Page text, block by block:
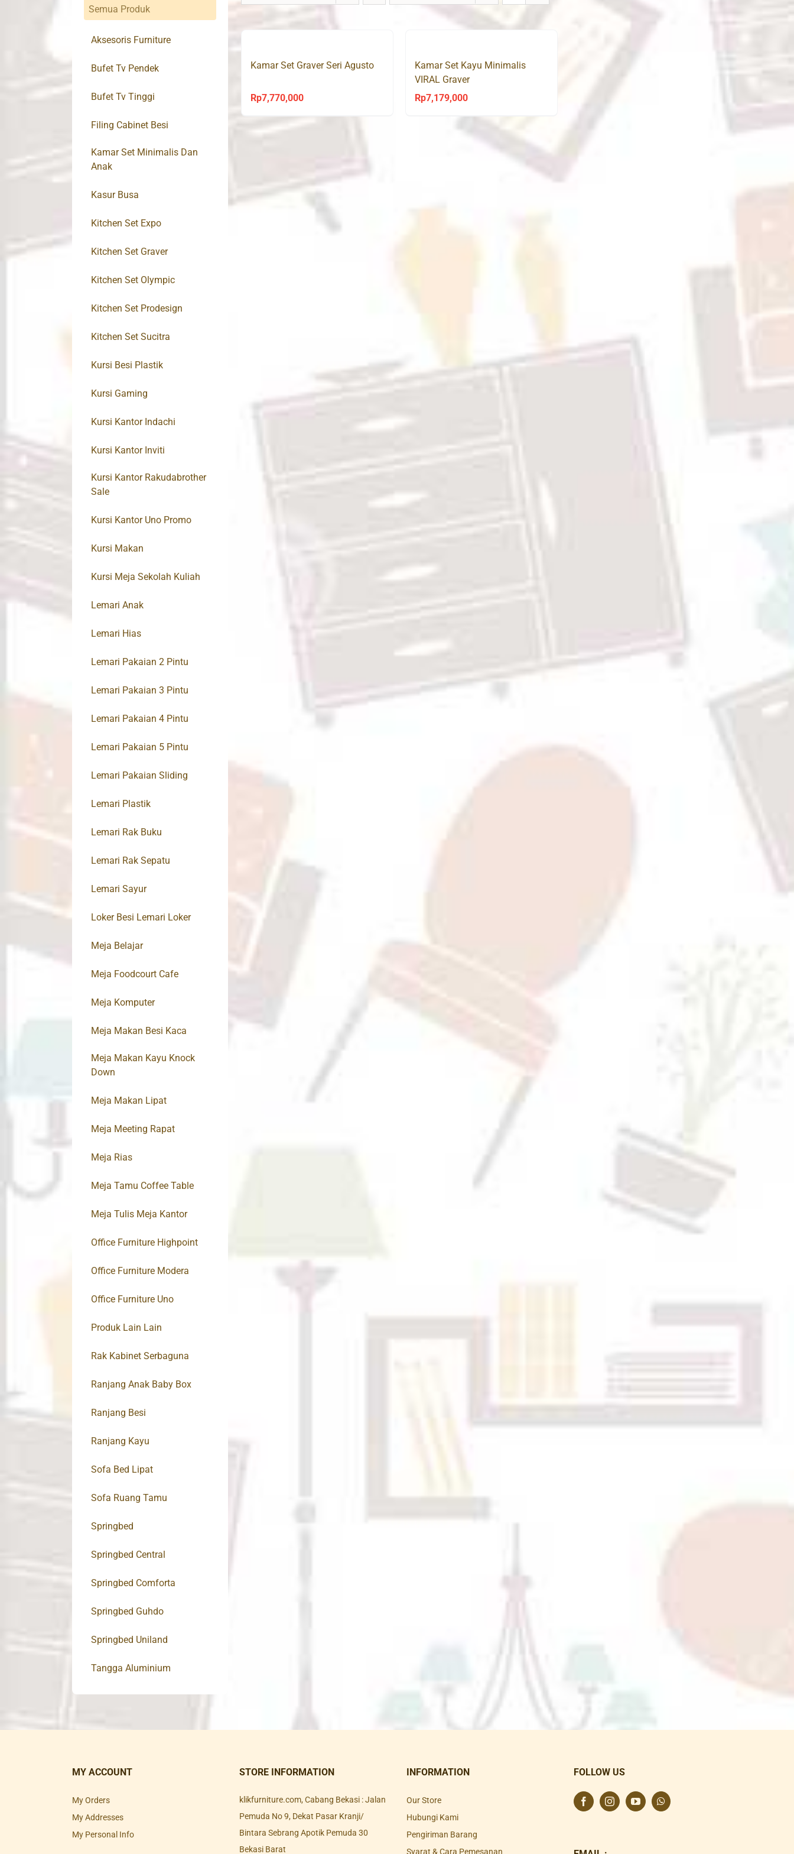
Kamar Set Graver Seri Agusto
Rp7,770,000
Kamar Set Kayu Minimalis
VIRAL Graver
Rp7,179,000
Semua Produk
Aksesoris Furniture
Bufet Tv Pendek
Bufet Tv Tinggi
Filing Cabinet Besi
Kamar Set Minimalis Dan
Anak
Kasur Busa
Kitchen Set Expo
Kitchen Set Graver
Kitchen Set Olympic
Kitchen Set Prodesign
Kitchen Set Sucitra
Kursi Besi Plastik
Kursi Gaming
Kursi Kantor Indachi
Kursi Kantor Inviti
Kursi Kantor Rakudabrother
Sale
Kursi Kantor Uno Promo
Kursi Makan
Kursi Meja Sekolah Kuliah
Lemari Anak
Lemari Hias
Lemari Pakaian 2 Pintu
Lemari Pakaian 3 Pintu
Lemari Pakaian 4 Pintu
Lemari Pakaian 5 Pintu
Lemari Pakaian Sliding
Lemari Plastik
Lemari Rak Buku
Lemari Rak Sepatu
Lemari Sayur
Loker Besi Lemari Loker
Meja Belajar
Meja Foodcourt Cafe
Meja Komputer
Meja Makan Besi Kaca
Meja Makan Kayu Knock
Down
Meja Makan Lipat
Meja Meeting Rapat
Meja Rias
Meja Tamu Coffee Table
Meja Tulis Meja Kantor
Office Furniture Highpoint
Office Furniture Modera
Office Furniture Uno
Produk Lain Lain
Rak Kabinet Serbaguna
Ranjang Anak Baby Box
Ranjang Besi
Ranjang Kayu
Sofa Bed Lipat
Sofa Ruang Tamu
Springbed
Springbed Central
Springbed Comforta
Springbed Guhdo
Springbed Uniland
Tangga Aluminium
MY ACCOUNT
My Orders
My Addresses
My Personal Info
STORE INFORMATION
klikfurniture.com, Cabang Bekasi : Jalan
Pemuda No 9, Dekat Pasar Kranji/
Bintara Sebrang Apotik Pemuda 30
Bekasi Barat
INFORMATION
Our Store
Hubungi Kami
Pengiriman Barang
Syarat & Cara Pemesanan
FOLLOW US